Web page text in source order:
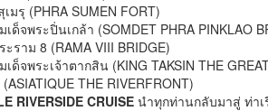
มรุ (PHRA SUMEN FORT)
ด็จพระปิ่นเกล้า (SOMDET PHRA PINKLAO
ราม 8 (RAMA VIII BRIDGE)
ด็จพระเจ้าตากสิน (KING TAKSIN THE
(ASIATIQUE THE RIVERFRONT)
RIVERSIDE CRUISE นำทุกท่านกลับมาสู่ ท่า